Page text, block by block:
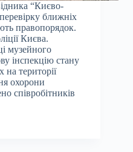
“Києво-
ближніх
правопорядок.
Києва.
музейного
інспекцію стану
території
охорони
співробітників